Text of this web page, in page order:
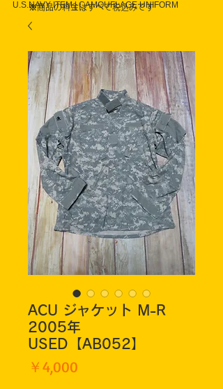
U.S.NAVY ITEM | CAMOUFLAGE UNIFORM
※商品の料金はすべて税込みです
ACU ジャケット M-R
2005年
USED【AB052】
￥4,000